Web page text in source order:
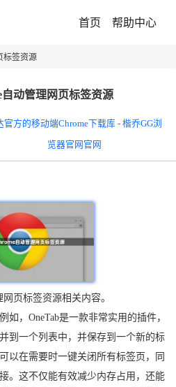
首页 帮助中心
标签资源
自动管理网页标签资源
官方的移动端Chrome下载库 - 楷乔GG浏
览器官网官网
页标签资源相关内容。
，OneTab是一款非常实用的插件，
到一个列表中，并保存到一个新的标
以在需要时一键关闭所有标签页，同
。这不仅能有效减少内存占用，还能